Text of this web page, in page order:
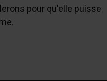
pour qu'elle puisse